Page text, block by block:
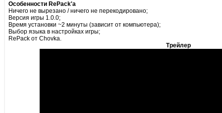
Особенности RePack'а
Ничего не вырезано / ничего не перекодировано;
Версия игры 1.0.0;
Время установки ~2 минуты (зависит от компьютера);
Выбор языка в настройках игры;
RePack от Chovka.
Трейлер